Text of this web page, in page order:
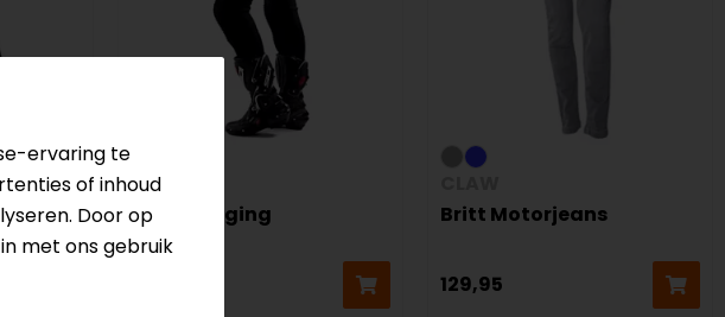
MotoGirl
Motorlegging
Britt Motorjeans
129,95
ervaring te
of inhoud
Door op
met ons gebruik